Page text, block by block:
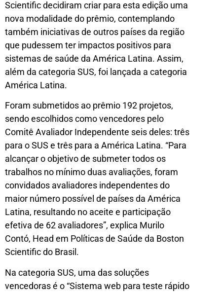
Scientific decidiram criar para esta edição uma
nova modalidade do prêmio, contemplando
também iniciativas de outros países da região
que pudessem ter impactos positivos para
sistemas de saúde da América Latina. Assim,
além da categoria SUS, foi lançada a categoria
América Latina.
Foram submetidos ao prêmio 192 projetos,
sendo escolhidos como vencedores pelo
Comitê Avaliador Independente seis deles: três
para o SUS e três para a América Latina. “Para
alcançar o objetivo de submeter todos os
trabalhos no mínimo duas avaliações, foram
convidados avaliadores independentes do
maior número possível de países da América
Latina, resultando no aceite e participação
efetiva de 62 avaliadores”, explica Murilo
Contó, Head em Políticas de Saúde da Boston
Scientific do Brasil.
Na categoria SUS, uma das soluções
vencedoras é o “Sistema web para teste rápido